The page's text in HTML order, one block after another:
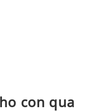
con qua